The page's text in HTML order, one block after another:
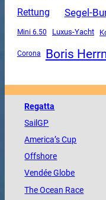
Rettung Segel-
Mini 6.50 Luxus-Yacht
Corona Boris
Regatta
SailGP
America’s Cup
Offshore
VendéeGlobe
TheOcean Race